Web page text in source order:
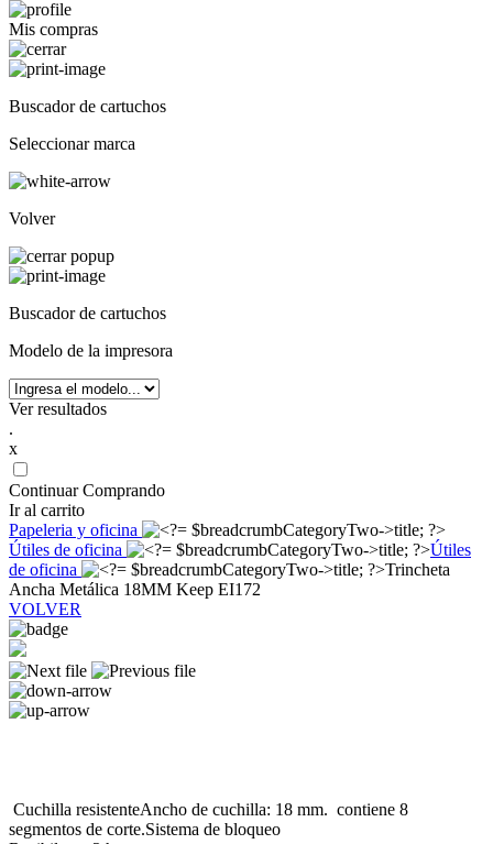
Mis compras
Buscador de cartuchos
Seleccionar marca
Volver
Buscador de cartuchos
Modelo de la impresora
Ver resultados
.
x
Continuar Comprando
Ir al carrito
Papeleria y oficina
Útiles de oficina
Útiles
de oficina
Trincheta
Ancha Metálica 18MM Keep EI172
VOLVER
Cuchilla resistenteAncho de cuchilla: 18 mm. contiene 8
segmentos de corte.Sistema de bloqueo